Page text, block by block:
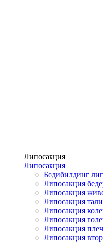
Липосакция
Липосакция
Бодибилдинг
Липосакция
Липосакция
Липосакция
Липосакция
Липосакция
Липосакция плеч
Липосакция